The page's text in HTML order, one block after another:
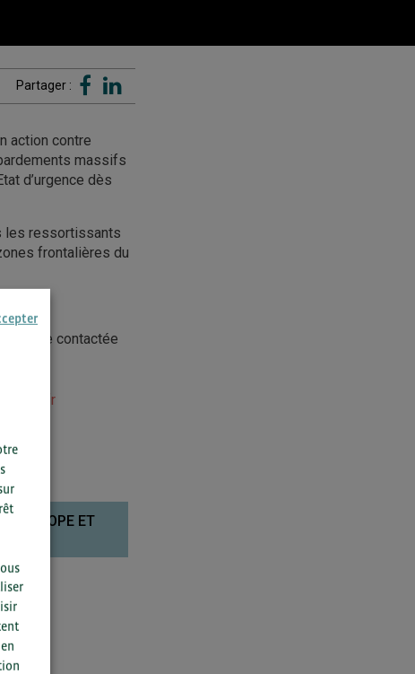
Partager :
action contre
massifs
d’urgence dès
les ressortissants
frontalières du
être contactée
ET